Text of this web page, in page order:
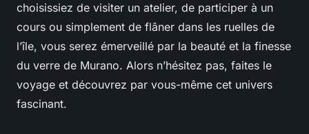
choisissiez de visiter un atelier, de participer à un
cours ou simplement de flâner dans les ruelles de
l’île, vous serez émerveillé par la beauté et la finesse
du verre de Murano. Alors n’hésitez pas, faites le
voyage et découvrez par vous-même cet univers
fascinant.